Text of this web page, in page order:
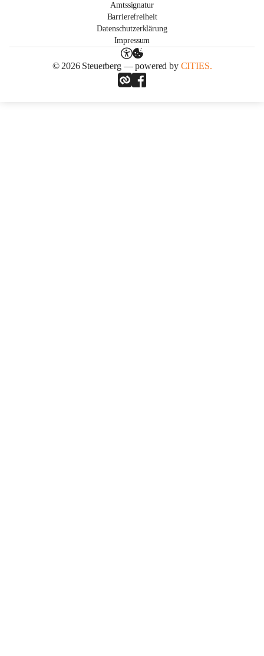
Amtssignatur
Barrierefreiheit
Datenschutzerklärung
Impressum
© 2026 Steuerberg — powered by CITIES.